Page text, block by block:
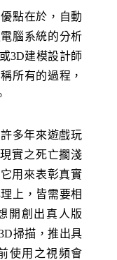
點在於，自動
腦系統的分析
3D建模設計師
所有的過程，
多年來遊戲玩
實之死亡擱淺
它用來表彰真實
上，皆需要相
開創出真人版
掃描，推出具
使用之視頻會